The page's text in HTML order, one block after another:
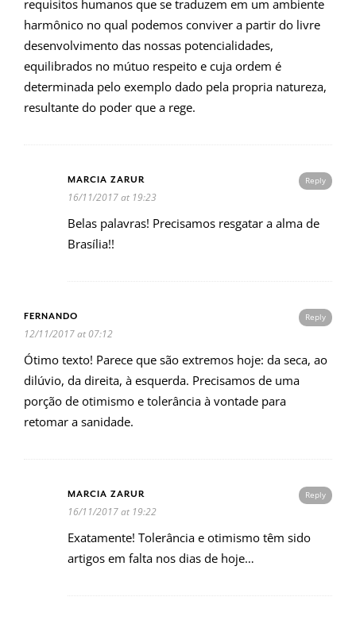
requisitos humanos que se traduzem em um ambiente
harmônico no qual podemos conviver a partir do livre
desenvolvimento das nossas potencialidades,
equilibrados no mútuo respeito e cuja ordem é
determinada pelo exemplo dado pela propria natureza,
resultante do poder que a rege.
Reply
MARCIA ZARUR
16/11/2017 at 19:23
Belas palavras! Precisamos resgatar a alma de
Brasília!!
Reply
FERNANDO
12/11/2017 at 07:12
Ótimo texto! Parece que são extremos hoje: da seca, ao
dilúvio, da direita, à esquerda. Precisamos de uma
porção de otimismo e tolerância à vontade para
retomar a sanidade.
Reply
MARCIA ZARUR
16/11/2017 at 19:22
Exatamente! Tolerância e otimismo têm sido
artigos em falta nos dias de hoje…